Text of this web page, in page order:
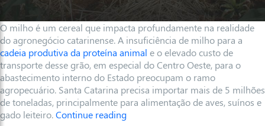
O milho é um cereal que impacta profundamente na realidade
do agronegócio catarinense. A insuficiência de milho para a
cadeia produtiva da proteína animal e o elevado custo de
transporte desse grão, em especial do Centro Oeste, para o
abastecimento interno do Estado preocupam o ramo
agropecuário. Santa Catarina precisa importar mais de 5 milhões
de toneladas, principalmente para alimentação de aves, suínos e
gado leiteiro.Continue reading